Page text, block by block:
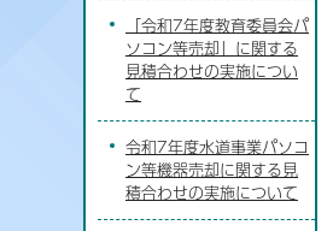
「令和7年度教育委員会パ
ソコン等売却」に関する
見積合わせの実施につい
て
令和7年度水道事業パソコ
ン等機器売却に関する見
積合わせの実施について